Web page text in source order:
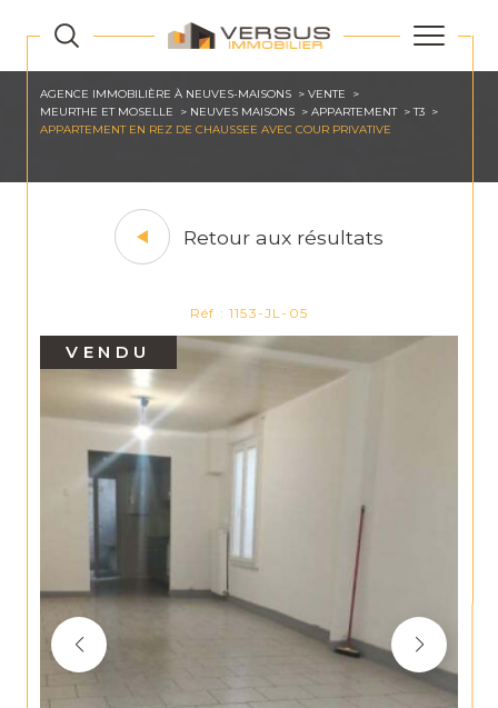
AGENCE IMMOBILIÈRE À NEUVES-MAISONS
VENTE
MEURTHE ET MOSELLE
NEUVES MAISONS APPARTEMENT
T3
APPARTEMENT EN REZ DE CHAUSSEE AVEC COUR PRIVATIVE
Retour aux résultats
Réf : 1153-JL-05
VENDU